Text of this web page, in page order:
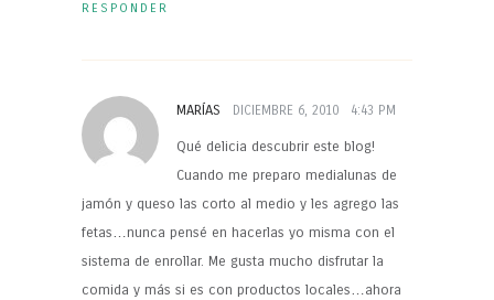
RESPONDER
MARÍAS DICIEMBRE 6, 2010 4:43 PM
Qué delicia descubrir este blog!
Cuando me preparo medialunas de
jamón y queso las corto al medio y les agrego las
fetas…nunca pensé en hacerlas yo misma con el
sistema de enrollar. Me gusta mucho disfrutar la
comida y más si es con productos locales…ahora